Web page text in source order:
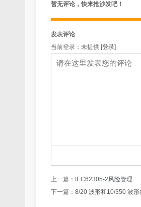
暂无评论，快来抢沙发吧！
发表评论
当前登录：未提供 [登录]
上一篇：
IEC62305-2风险管理
下一篇： 8/20 波形和10/350 波形